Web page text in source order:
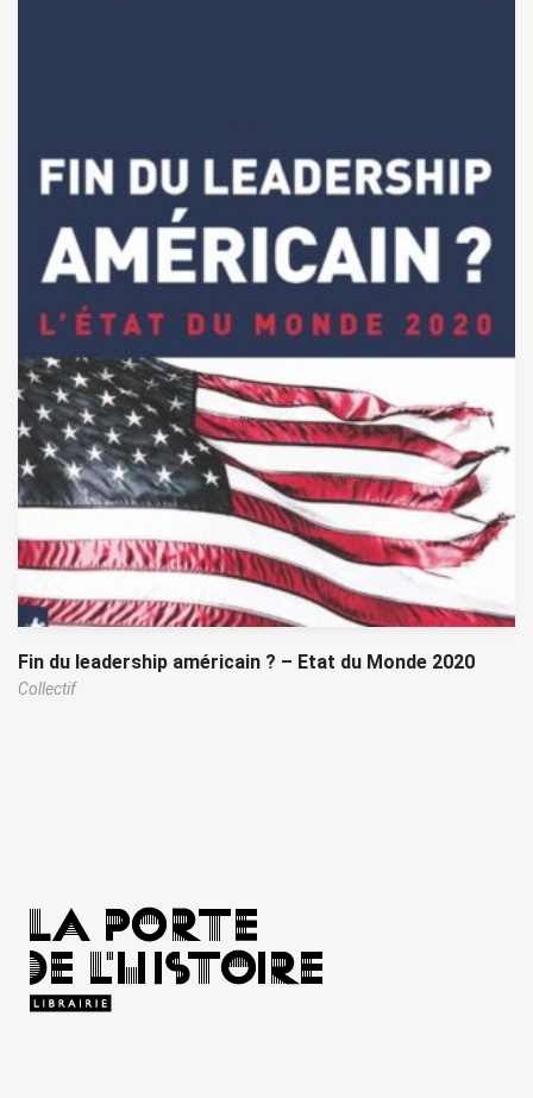
Fin du leadership américain ? – Etat du Monde 2020
Collectif